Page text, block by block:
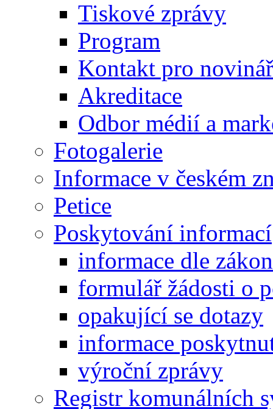
Tiskové zprávy
Program
Kontakt pro
Akreditace
Odbor médií a
Fotogalerie
Informace v českém
Petice
Poskytování informací
informace dle
formulář žádosti o
opakující se dotazy
informace
výroční zprávy
Registr komunálních